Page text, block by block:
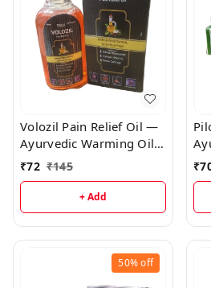
Volozil Pain Relief Oil —
Ayurvedic Warming Oil
for Joint, Knee & Muscle
₹72 ₹145
+ Add
₹
50%off